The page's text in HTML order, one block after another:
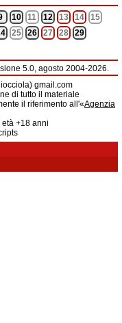
10 11 12 13 14
15
25 26 27 28
29
5.0, agosto 2004-2026.
Servizio federale di
media della Federazione
EL № FS 77 - 61044 del 5
620014, città di
gmail.com
di tutto il materiale
il riferimento all'«Agenzia
età +18 anni